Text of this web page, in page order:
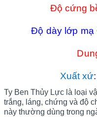
Độ cứng
Độ dày lớp mạ
Xuất xứ:
Ty Ben Thủy Lực là loại
trắng, láng, chứng và độ
này thường dùng trong